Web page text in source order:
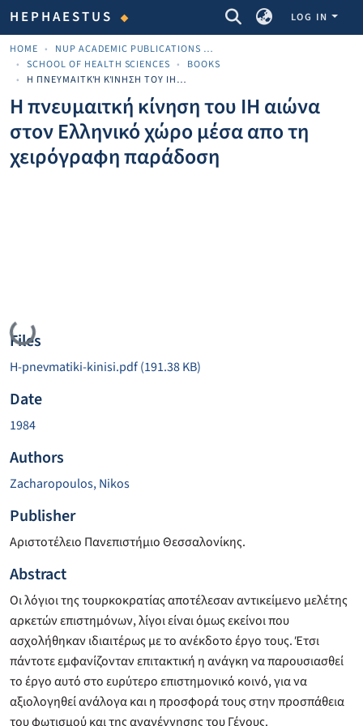
HEPHAESTUS COMMUNITIES & COLLECTIONS
LOG IN
HOME
NUP ACADEMIC PUBLICATIONS - ΑΚΑΔΗΜΑΪΚΈΣ ΔΗΜΟΣΙΕΎΣΕΙΣ ΠΝΠ
SCHOOL OF HEALTH SCIENCES
BOOKS
Η ΠΝΕΥΜΑΙΤΚΉ ΚΊΝΗΣΗ ΤΟΥ ΙΗ ΑΙΏΝΑ ΣΤΟΝ ΕΛΛΗΝΙΚΌ ΧΏΡΟ ΜΈΣΑ ΑΠΟ ΤΗ ΧΕΙΡΌΓΡΑΦΗ ΠΑΡΆΔΟΣΗ
Η πνευμαιτκή κίνηση του ΙΗ αιώνα
στον Ελληνικό χώρο μέσα απο τη
χειρόγραφη παράδοση
Loading...
Files
H-pnevmatiki-kinisi.pdf(191.38 KB)
Date
1984
Authors
Zacharopoulos, Nikos
Publisher
Αριστοτέλειο Πανεπιστήμιο Θεσσαλονίκης.
Abstract
Οι λόγιοι της τουρκοκρατίας αποτέλεσαν αντικείμενο μελέτης
αρκετών επιστημόνων, λίγοι είναι όμως εκείνοι που
ασχολήθηκαν ιδιαιτέρως με το ανέκδοτο έργο τους. Έτσι
πάντοτε εμφανίζονταν επιτακτική η ανάγκη να παρουσιασθεί
το έργο αυτό στο ευρύτερο επιστημονικό κοινό, για να
αξιολογηθεί ανάλογα και η προσφορά τους στην προσπάθεια
του φωτισμού και της αναγέννησης του Γένους.